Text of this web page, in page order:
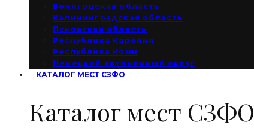
Вологодская область
Калининградская область
Псковская область
Республика Карелия
Республика Коми
Ненецкий автономный округ
КАТАЛОГ МЕСТ СЗФО
Каталог мест СЗФО